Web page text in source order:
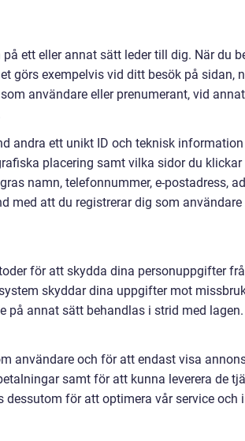
ett eller annat sätt leder till dig. När du
görs exempelvis vid ditt besök på sidan,
användare eller prenumerant, vid
andra ett unikt ID och teknisk
placering samt vilka sidor du klickar
namn, telefonnummer, e-postadress,
med att du registrerar dig som användare
för att skydda dina personuppgifter
skyddar dina uppgifter mot
på annat sätt behandlas i strid med lagen.
användare och för att endast visa
samt för att kunna leverera de
dessutom för att optimera vår service och